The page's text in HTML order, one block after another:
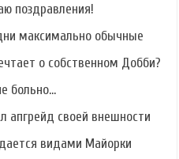
поздравления!
максимально обычные
о собственном Добби?
больно...
апгрейд своей внешности
видами Майорки